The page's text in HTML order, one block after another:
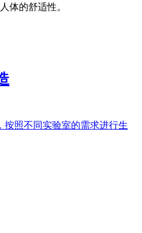
体的舒适性。
照不同实验室的需求进行生